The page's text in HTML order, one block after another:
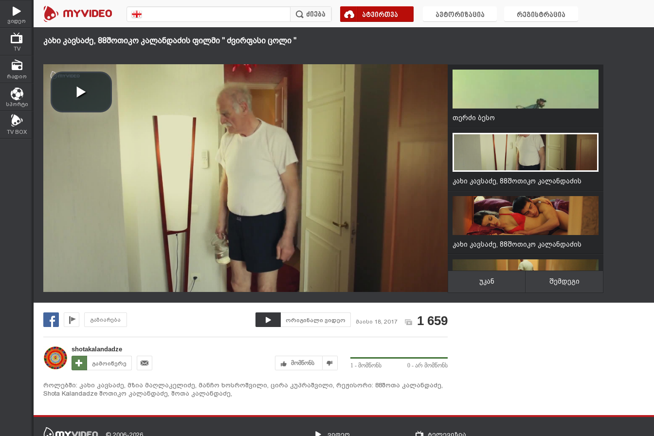
ვიდეო
TV
რადიო
სპორტი
TV BOX
ატვირთვა ავტორიზაცია რეგისტრაცია
კახი კავსაძე, 88შოთიკო კალანდაძის ფილმი '' ძვირფასი ცოლი ''
თერძი ბესო
კახი კავსაძე, 88შოთიკო კალანდაძის
კახი კავსაძე, 88შოთიკო კალანდაძის
ახალი ყველაზე იდიოტი მძღოლების
უკან შემდეგი
გაზიარება ორიგინალი ვიდეო მაისი 18, 2017 1 659
shotakalandadze
გამოიწერე მომწონს 1 - მომწონს 0 - არ მომწონს
როლებში: კახი კავსაძე, მზია მაღლაკელიძე, მანჩო ხოსროშვილი, ცირა კუპრაშვილი, რეჟისორი: 88შოთა კალანდაძე,
Shota Kalandadze შოთიკო კალანდაძე, შოთა კალანდაძე,
ვიდეო ტელევიზია